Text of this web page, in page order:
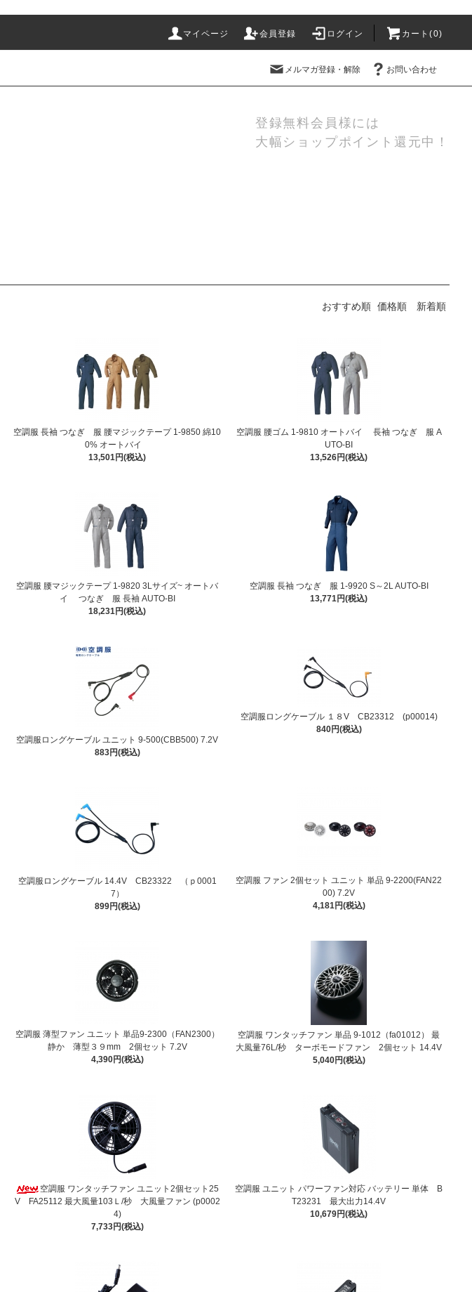
マイページ 会員登録 ログイン カート(0)
メルマガ登録・解除 お問い合わせ
登録無料会員様には
大幅ショップポイント還元中！
おすすめ順 価格順 新着順
空調服 長袖 つなぎ 服 腰マジックテープ 1-9850 綿10
0% オートバイ
13,501円(税込)
空調服 腰ゴム 1-9810 オートバイ 長袖 つなぎ 服 A
UTO-BI
13,526円(税込)
空調服 腰マジックテープ 1-9820 3Lサイズ~ オートバ
イ つなぎ 服 長袖 AUTO-BI
18,231円(税込)
空調服 長袖 つなぎ 服 1-9920 S～2L AUTO-BI
13,771円(税込)
空調服ロングケーブル ユニット 9-500(CBB500) 7.2V
883円(税込)
空調服ロングケーブル １８V CB23312 (p00014)
840円(税込)
空調服ロングケーブル 14.4V CB23322 （ｐ0001
7）
899円(税込)
空調服 ファン 2個セット ユニット 単品 9-2200(FAN22
00) 7.2V
4,181円(税込)
空調服 薄型ファン ユニット 単品9-2300（FAN2300）
静か 薄型３９mm 2個セット 7.2V
4,390円(税込)
空調服 ワンタッチファン 単品 9-1012（fa01012） 最
大風量76L/秒 ターボモードファン 2個セット 14.4V
5,040円(税込)
空調服 ワンタッチファン ユニット2個セット25
V FA25112 最大風量103Ｌ/秒 大風量ファン (p0002
4)
7,733円(税込)
空調服 ユニット パワーファン対応 バッテリー 単体 B
T23231 最大出力14.4V
10,679円(税込)